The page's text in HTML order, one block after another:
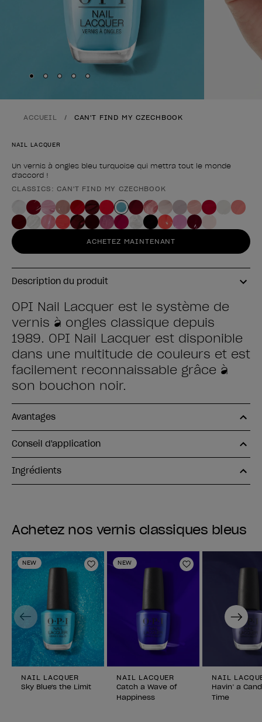
Skip to slide
Skip to slide
Skip to slide
Skip to slide
Skip to slide
ACCUEIL CAN'T FIND MY CZECHBOOK
NAIL LACQUER
Un vernis à ongles bleu turquoise qui mettra tout le monde
d'accord !
Forme du produit
CLASSICS: CAN'T FIND MY CZECHBOOK
ACHETEZ MAINTENANT
Description du produit
OPI Nail Lacquer est le système de
vernis à ongles classique depuis
1989. OPI Nail Lacquer est disponible
dans une multitude de couleurs et est
facilement reconnaissable grâce à
son bouchon noir.
Avantages
Conseil d'application
Ingrédients
Achetez nos vernis classiques bleus
NEW
Ajouter aux favoris
NAIL LACQUER
Sky Blue's the Limit
NEW
Ajouter aux
NAIL LACQUER
Catch a Wave of
Happiness
NAIL
Havin’ a
Time
Previous Next